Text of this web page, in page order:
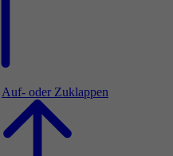
Auf- oder Zuklappen